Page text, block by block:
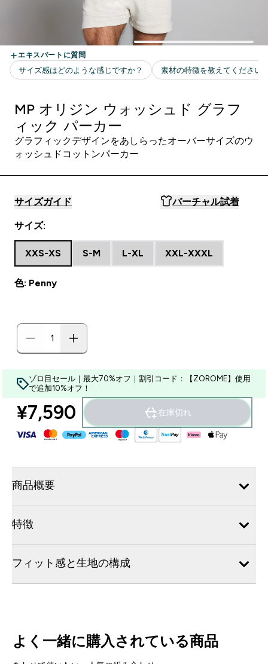
MP オリジン ウォッシュド グラフ
ィック パーカー
グラフィックデザインをあしらったオーバーサイズのウ
ォッシュドコットンパーカー
サイズガイド バーチャル試着
サイズ:
XXS-XS S-M L-XL XXL-XXXL
色: Penny
ゾロ目セール｜最大70%オフ｜割引コード：【ZOROME】使用
で追加10%オフ！
¥7,590‎ 在庫切れ
商品概要
特徴
フィット感と生地の構成
よく一緒に購入されている商品